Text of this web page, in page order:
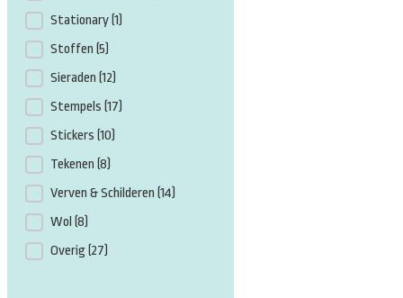
Stationary (1)
Stoffen (5)
Sieraden (12)
Stempels (17)
Stickers (10)
Tekenen (8)
Verven & Schilderen (14)
Wol (8)
Overig (27)